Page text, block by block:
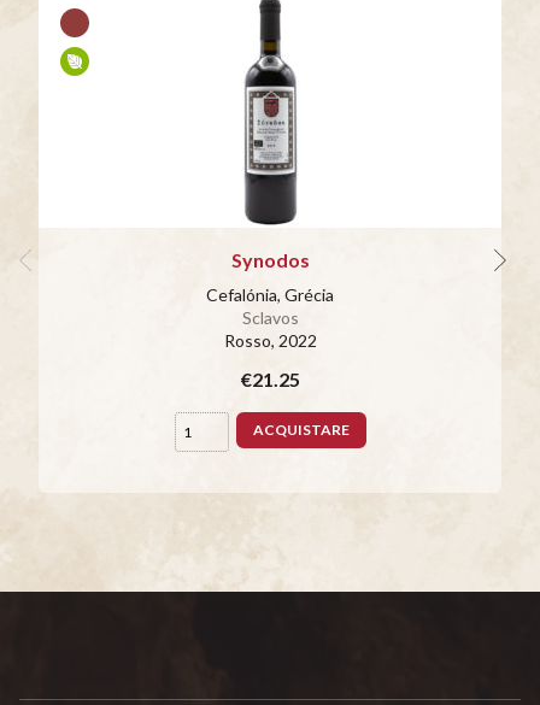
Synodos
Cefalónia, Grécia
Sclavos
Rosso, 2022
€21.25
ACQUISTARE